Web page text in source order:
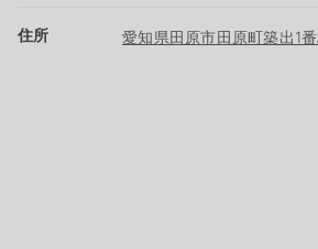
住所 愛知県田原市田原町築出1